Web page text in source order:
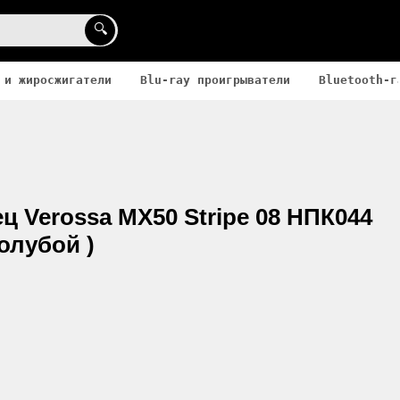
🔍
жиросжигатели Blu-ray проигрыватели Bluetooth-
Verossa МХ50 Stripe 08 НПК044
)